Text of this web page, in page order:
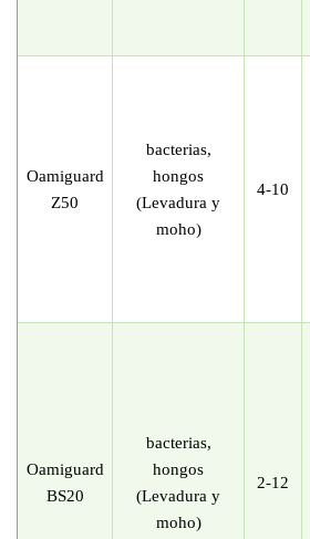
Oamiguard
Z50
bacterias,
hongos
(Levadura y
moho)
4-10
Oamiguard
BS20
bacterias,
hongos
(Levadura y
moho)
2-12